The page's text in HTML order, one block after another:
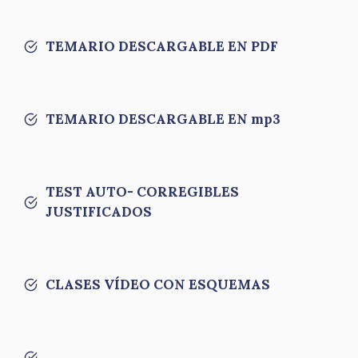
TEMARIO DESCARGABLE EN PDF
TEMARIO DESCARGABLE EN mp3
TEST AUTO- CORREGIBLES
JUSTIFICADOS
CLASES VÍDEO CON ESQUEMAS